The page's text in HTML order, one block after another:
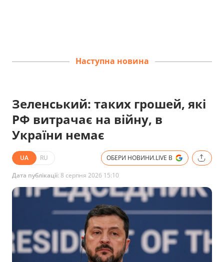
Наступна новина
Зеленський: таких грошей, які
РФ витрачає на війну, в
України немає
UA RU ОБЕРИ НОВИНИ.LIVE В
Дата публікації:8 серпня 2026 15:10